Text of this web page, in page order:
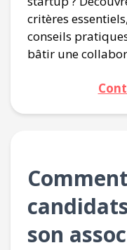
critères
conseils
bâtir une
son